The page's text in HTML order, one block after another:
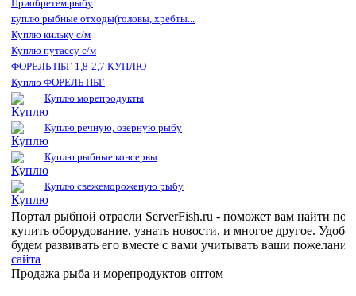
Приобретем рыбу
куплю рыбные отходы(головы, хребты...
Куплю кильку с/м
Куплю путассу с/м
ФОРЕЛЬ ПБГ 1,8-2,7 КУПЛЮ
Куплю ФОРЕЛЬ ПБГ
Куплю морепродукты
Куплю речную, озёрную рыбу
Куплю рыбные консервы
Куплю свежемороженую рыбу
Портал рыбной отрасли ServerFish.ru - поможет вам найти
купить оборудование, узнать новости, и многое другое.
будем развивать его вместе с вами учитывать ваши
сайта
Продажа рыба и морепродуктов оптом